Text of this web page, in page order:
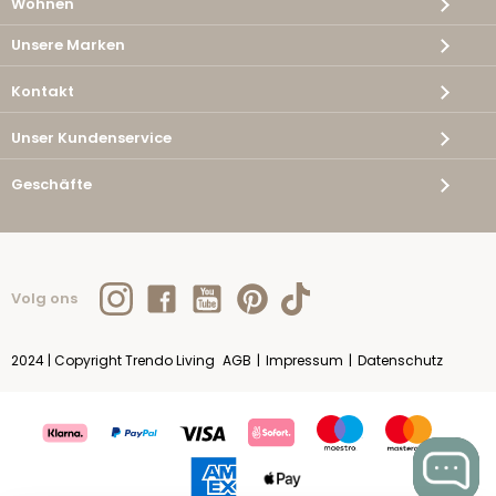
Unsere Marken
Kontakt
Unser Kundenservice
Geschäfte
Volg ons
2024 | Copyright Trendo Living AGB | Impressum | Datenschutz